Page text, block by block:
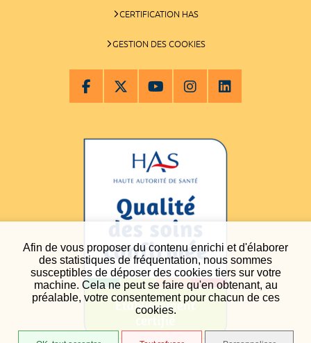
Afin de vous proposer du contenu enrichi et d'élaborer
des statistiques de fréquentation, nous sommes
susceptibles de déposer des cookies tiers sur votre
machine. Cela ne peut se faire qu'en obtenant, au
préalable, votre consentement pour chacun de ces
cookies.
CERTIFICATION HAS
GESTION DES COOKIES